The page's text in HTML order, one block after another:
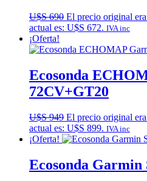
U$S690 El precio original
actual es: U$S 672. IVA inc
¡Oferta!
Ecosonda
72CV+GT20
U$S949 El precio original
actual es: U$S 899. IVA inc
¡Oferta!
Ecosonda